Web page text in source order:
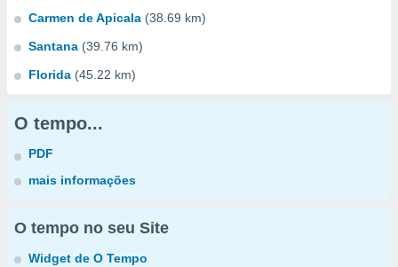
Carmen de Apicala (38.69 km)
Santana (39.76 km)
Florida (45.22 km)
O tempo...
PDF
mais informações
O tempo no seu Site
Widget de O Tempo